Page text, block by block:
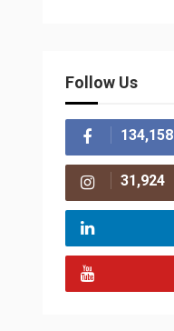
Follow Us
134,158
31,924